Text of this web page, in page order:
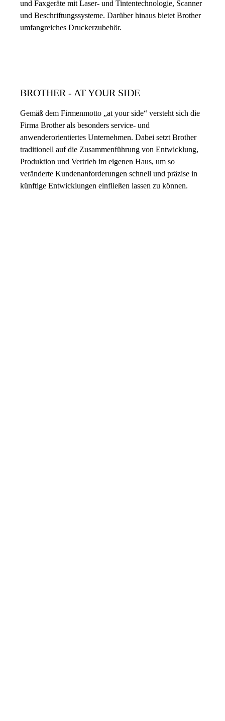
und Faxgeräte mit Laser- und Tintentechnologie, Scanner
und Beschriftungssysteme. Darüber hinaus bietet Brother
umfangreiches Druckerzubehör.
BROTHER - AT YOUR SIDE
Gemäß dem Firmenmotto „at your side“ versteht sich die
Firma Brother als besonders service- und
anwenderorientiertes Unternehmen. Dabei setzt Brother
traditionell auf die Zusammenführung von Entwicklung,
Produktion und Vertrieb im eigenen Haus, um so
veränderte Kundenanforderungen schnell und präzise in
künftige Entwicklungen einfließen lassen zu können.